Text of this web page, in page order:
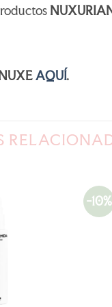
AQUÍ.
-10%